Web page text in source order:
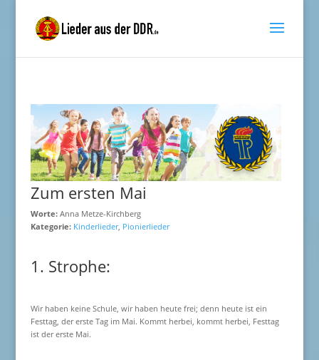
Zum ersten Mai
Worte:Anna Metze-Kirchberg
Kategorie: Kinderlieder, Pionierlieder
1. Strophe:
Wir haben keine Schule, wir haben heute frei; denn heute ist ein
Festtag, der erste Tag im Mai. Kommt herbei, kommt herbei, Festtag
ist der erste Mai.